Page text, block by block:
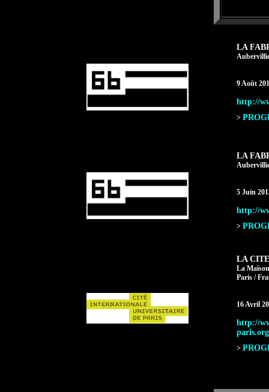
LA
9 Août
http://
>
LA
5 Juin
http://
>
LA
La
Paris /
16 Avril
http://
>